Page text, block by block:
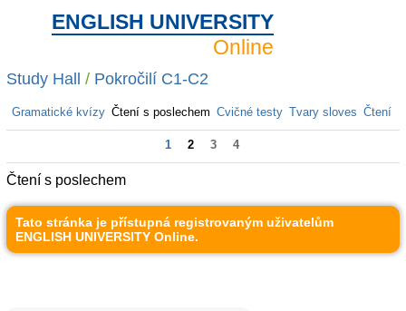
ENGLISH UNIVERSITY
Online
Study Hall / Pokročilí C1-C2
Gramatické kvízy Čtení s poslechem Cvičné testy Tvary sloves Čtení
1 2 3 4
Čtení s poslechem
Tato stránka je přístupná registrovaným uživatelům
ENGLISH UNIVERSITY Online.